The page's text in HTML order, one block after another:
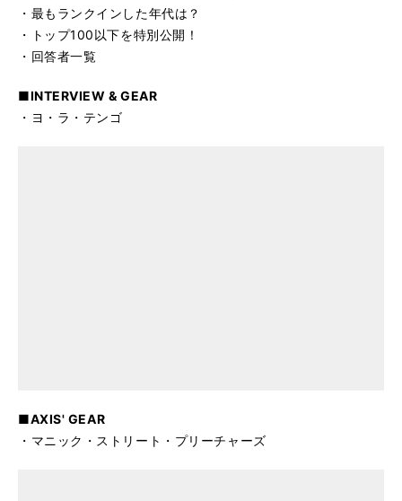
・最もランクインした年代は？
・トップ100以下を特別公開！
・回答者一覧
■INTERVIEW & GEAR
・ヨ・ラ・テンゴ
■AXIS' GEAR
・マニック・ストリート・プリーチャーズ